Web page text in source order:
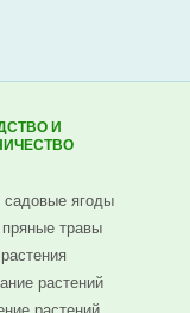
И
ягоды
травы
растений